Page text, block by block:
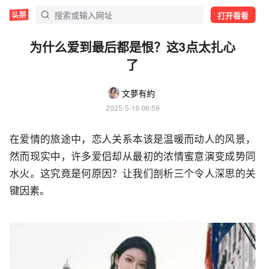
打开看看
为什么爱到最后都是恨？这3点太扎心
了
文夢有約
2025-5-16 06:59
在爱情的旅途中，恋人关系本该是温暖而动人的风景，
然而现实中，许多爱侣却从最初的浓情蜜意演变成势同
水火。这究竟是何原因？让我们剖析三个令人深思的关
键因素。